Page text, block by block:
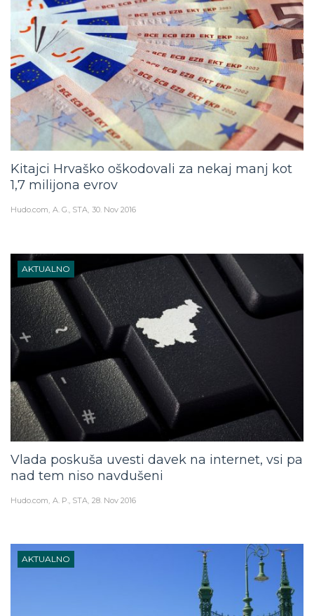
Kitajci Hrvaško oškodovali za nekaj manj kot
1,7 milijona evrov
Hudo.com A. G., STA 30. Nov 2016
AKTUALNO
Vlada poskuša uvesti davek na internet, vsi pa
nad tem niso navdušeni
Hudo.com A. P., STA 28. Nov 2016
AKTUALNO